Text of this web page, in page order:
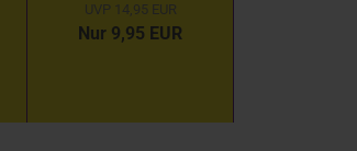
King's Hawaiian
Pretzel Buns...
UVP 14,95 EUR
Nur 9,95 EUR